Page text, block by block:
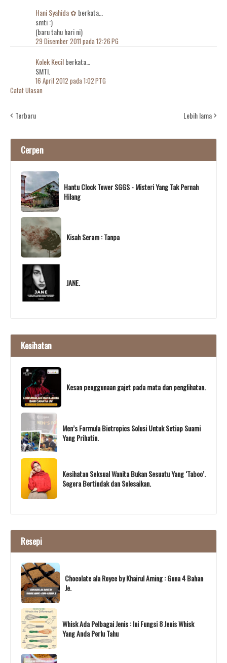
Hani Syahida ✿ berkata…
smti :)
(baru tahu hari ni)
29 Disember 2011 pada 12:26 PG
Kolek Kecilberkata…
SMTI.
16 April 2012 pada 1:02 PTG
Catat Ulasan
Terbaru Lebih lama
Cerpen
Hantu Clock Tower SGGS - Misteri Yang Tak Pernah
Hilang
Kisah Seram : Tanpa
JANE.
Kesihatan
Kesan penggunaan gajet pada mata dan penglihatan.
Men’s Formula Biotropics Solusi Untuk Setiap Suami
Yang Prihatin.
Kesihatan Seksual Wanita Bukan Sesuatu Yang ‘Taboo’.
Segera Bertindak dan Selesaikan.
Resepi
Chocolate ala Royce by Khairul Aming : Guna 4 Bahan
Je.
Whisk Ada Pelbagai Jenis : Ini Fungsi 8 Jenis Whisk
Yang Anda Perlu Tahu